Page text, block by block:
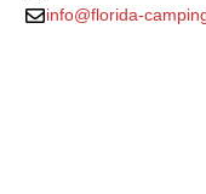
info@florida-